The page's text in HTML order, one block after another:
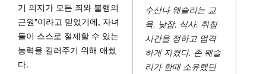
수산나 웨슬리는 교
육, 낮잠, 식사, 취침
시간을 정하고 엄격
하게 지켰다. 존 웨슬
리가 한때 소유했던
기 의지가 모든 죄와 불행의
근원"이라고 믿었기에, 자녀
들이 스스로 절제할 수 있는
능력을 길러주기 위해 애썼
다.